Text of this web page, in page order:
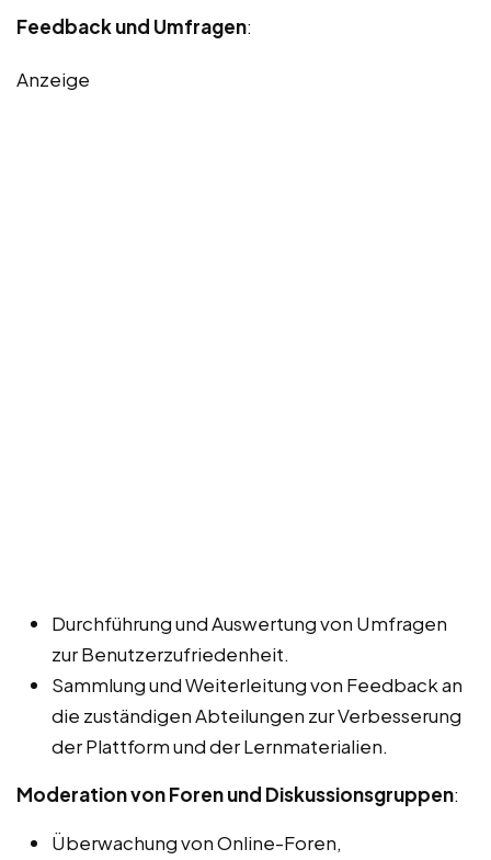
Feedback und Umfragen:
Anzeige
Durchführung und Auswertung von Umfragen
zur Benutzerzufriedenheit.
Sammlung und Weiterleitung von Feedback an
die zuständigen Abteilungen zur Verbesserung
der Plattform und der Lernmaterialien.
Moderation von Foren und Diskussionsgruppen:
Überwachung von Online-Foren,